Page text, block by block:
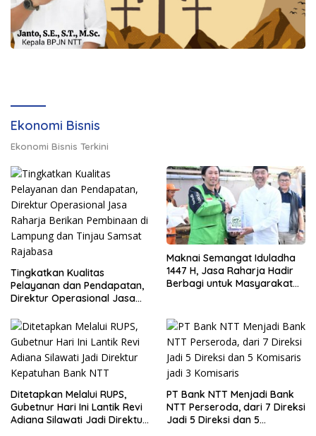
Ekonomi Bisnis
Ekonomi Bisnis Terkini
Tingkatkan Kualitas
Pelayanan dan Pendapatan,
Direktur Operasional Jasa
di Lampung dan Tinjau
Samsat Rajabasa
Maknai Semangat Iduladha
1447 H, Jasa Raharja Hadir
Berbagi untuk Masyarakat
Ditetapkan Melalui RUPS,
Gubetnur Hari Ini Lantik Revi
Adiana Silawati Jadi Direktur
PT Bank NTT Menjadi Bank
NTT Perseroda, dari 7 Direksi
Jadi 5 Direksi dan 5